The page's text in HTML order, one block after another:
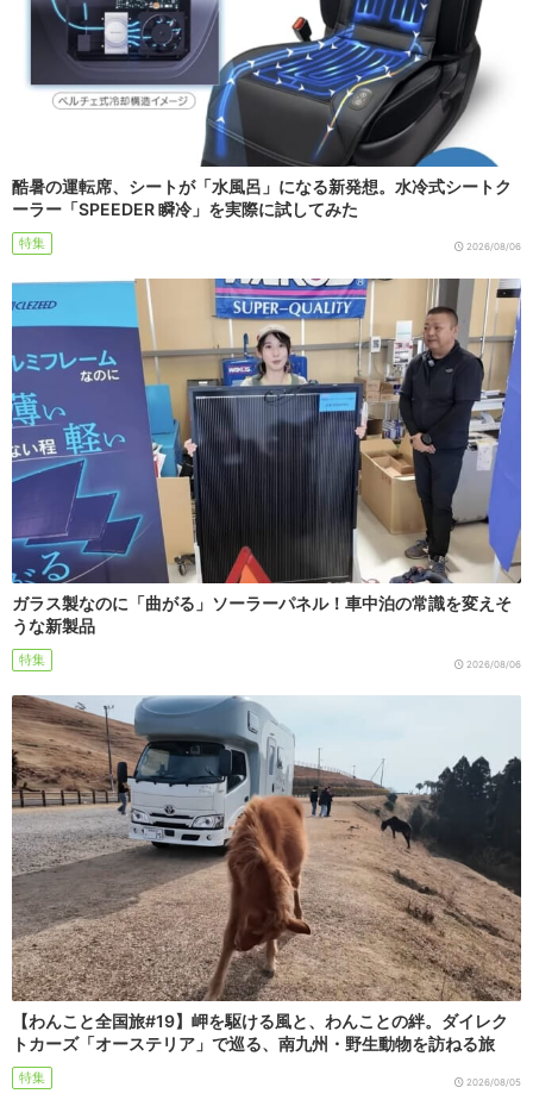
酷暑の運転席、シートが「水風呂」になる新発想。水冷式シートク
ーラー「SPEEDER 瞬冷」を実際に試してみた
特集 2026/08/06
ガラス製なのに「曲がる」ソーラーパネル！車中泊の常識を変えそ
うな新製品
特集 2026/08/06
【わんこと全国旅#19】岬を駆ける風と、わんことの絆。ダイレク
トカーズ「オーステリア」で巡る、南九州・野生動物を訪ねる旅
特集 2026/08/05